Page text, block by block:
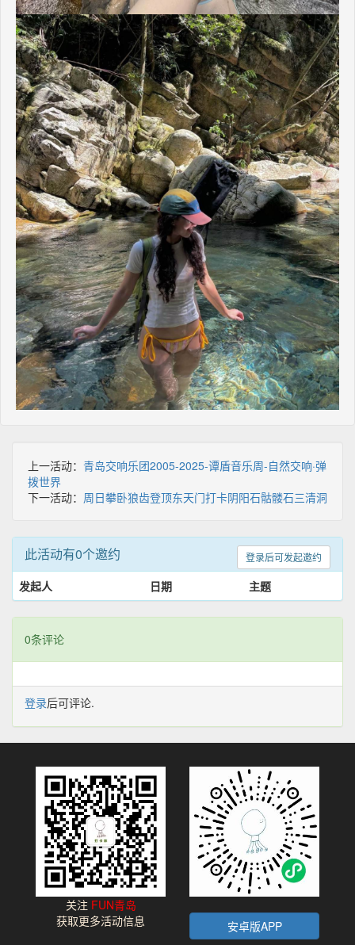
上一活动： 青岛交响乐团2005-2025-谭盾音乐周-自然交响·弹
拨世界
下一活动： 周日攀卧狼齿登顶东天门打卡阴阳石骷髅石三清洞
登录后可发起邀约
此活动有0个邀约
发起人 日期 主题
0条评论
登录后可评论.
关注 FUN青岛
获取更多活动信息
安卓版APP